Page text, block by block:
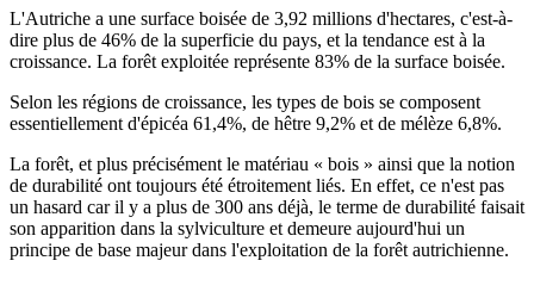
L'Autriche a une surface boisée de 3,92 millions d'hectares, c'est-à-
dire plus de 46% de la superficie du pays, et la tendance est à la
croissance. La forêt exploitée représente 83% de la surface boisée.
Selon les régions de croissance, les types de bois se composent
essentiellement d'épicéa 61,4%, de hêtre 9,2% et de mélèze 6,8%.
La forêt, et plus précisément le matériau « bois » ainsi que la notion
de durabilité ont toujours été étroitement liés. En effet, ce n'est pas
un hasard car il y a plus de 300 ans déjà, le terme de durabilité faisait
son apparition dans la sylviculture et demeure aujourd'hui un
principe de base majeur dans l'exploitation de la forêt autrichienne.